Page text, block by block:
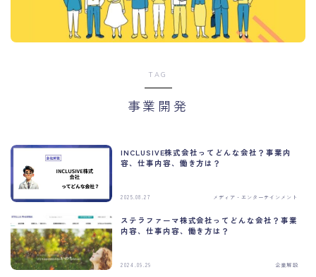
TAG
事業開発
INCLUSIVE株式会社ってどんな会社？事業内
容、仕事内容、働き方は？
2025.08.27 メディア・エンターテインメント
ステラファーマ株式会社ってどんな会社？事業
内容、仕事内容、働き方は？
2024.09.29 企業解説